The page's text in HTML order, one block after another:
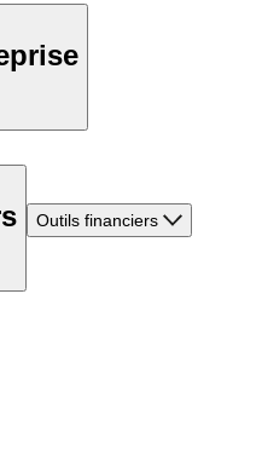
Outils financiers